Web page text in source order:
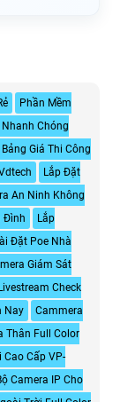
Phần Mềm
Chóng
Bảng Giá Thi Công
Lắp Đặt
An Ninh Không
Đình
Lắp
Đặt Poe Nhà
Giám Sát
Check
Nay
Cammera
Thân Full Color
Cấp VP-
Camera IP Cho